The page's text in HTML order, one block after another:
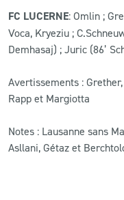
FC LUCERNE: Omlin ;
Voca, Kryeziu ;
Demhasaj) ; Juric (86’
Avertissements :
Rapp et Margiotta
Notes : Lausanne sans
Asllani, Gétaz et